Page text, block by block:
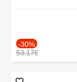
-30%
53.17€